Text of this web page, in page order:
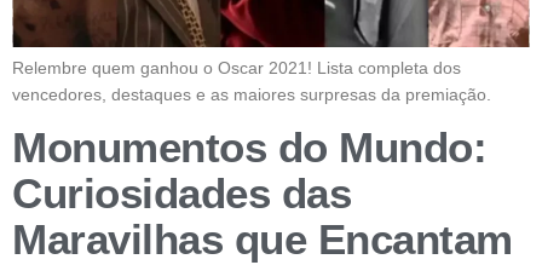
Relembre quem ganhou o Oscar 2021! Lista completa dos
vencedores, destaques e as maiores surpresas da premiação.
Monumentos do Mundo:
Curiosidades das
Maravilhas que Encantam